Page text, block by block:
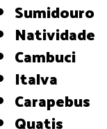
Sumidouro
Natividade
Cambuci
Italva
Carapebus
Quatis